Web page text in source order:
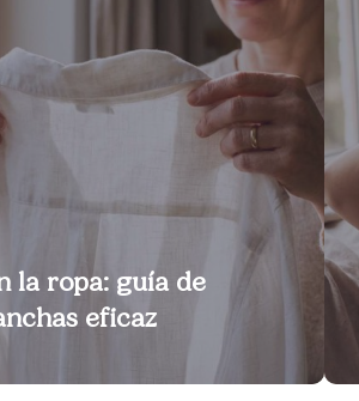
la ropa: guía de
eficaz